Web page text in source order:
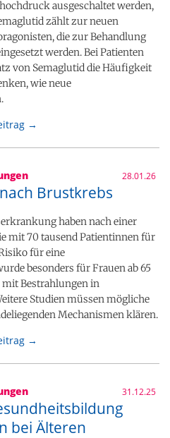
ausgeschaltet werden,
zählt zur neuen
die zur Behandlung
werden. Bei Patienten
von Semaglutid die Häufigkeit
wie neue
→
28.01.26
Brustkrebs
haben nach einer
mit 70 tausend Patientinnen für
für eine
besonders für Frauen ab 65
mit Bestrahlungen in
Studien müssen mögliche
Mechanismen klären.
→
31.12.25
bei Älteren